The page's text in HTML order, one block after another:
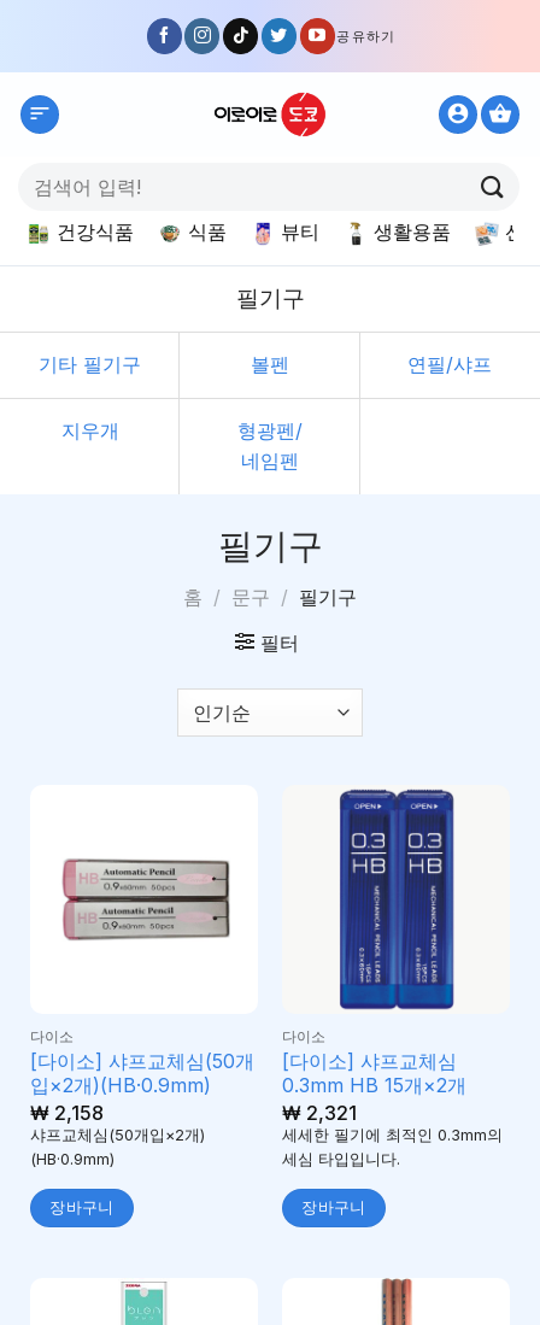
content
공유하기
색:
건강식품 식품 뷰티 생활용품 선
필기구
기타 필기구 볼펜 연필/샤프
지우개
형광펜/
네임펜
필기구
홈 / 문구 / 필기구
필터
다이소
[다이소] 샤프교체심(50개
입×2개)(HB·0.9mm)
₩2,158
샤프교체심(50개입×2개)
(HB·0.9mm)
장바구니
다이소
[다이소] 샤프교체심
0.3mm HB 15개×2개
₩2,321
세세한 필기에 최적인 0.3mm의
세심 타입입니다.
장바구니